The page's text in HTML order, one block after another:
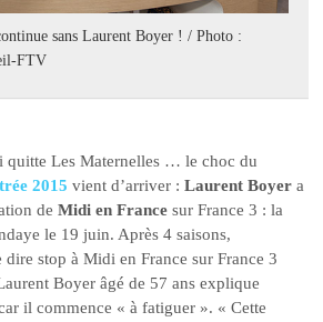
sans Laurent Boyer ! / Photo :
FTV
quitte Les Maternelles … le choc du
2015 vient d’arriver :Laurent Boyera
deMidi en France sur France 3 : la
le 19 juin. Après 4 saisons,
dire stop à Midi en France sur France 3
Boyer âgé de 57 ans explique
il commence « à fatiguer ». « Cette